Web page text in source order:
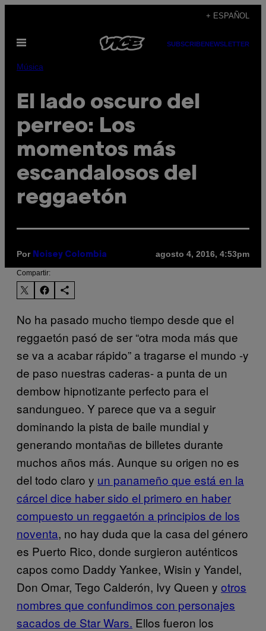
contenido
+ ESPAÑOL
Abrir
SUBSCRIBENEWSLETTER
Música
El lado oscuro del
perreo: Los
momentos más
escandalosos del
reggaetón
Por Noisey Colombia agosto 4, 2016, 4:53pm
Compartir:
No ha pasado mucho tiempo desde que el
reggaetón pasó de ser “otra moda más que
se va a acabar rápido” a tragarse el mundo -y
de paso nuestras caderas- a punta de un
dembow hipnotizante perfecto para el
sandungueo. Y parece que va a seguir
dominando la pista de baile mundial y
generando montañas de billetes durante
muchos años más. Aunque su origen no es
del todo claro y un panameño que está en la
cárcel dice haber sido el primero en haber
compuesto un reggaetón a principios de los
noventa, no hay duda que la casa del género
es Puerto Rico, donde surgieron auténticos
capos como Daddy Yankee, Wisin y Yandel,
Don Omar, Tego Calderón, Ivy Queen y otros
nombres que confundimos con personajes
sacados de Star Wars. Ellos fueron los